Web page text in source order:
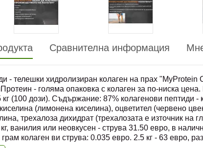
Сравнителна информация
- телешки хидролизиран колаген на прах "MyProtein
- голяма опаковка с колаген за по-ниска
кг (100 дози). Съдържание: 87% колагенови пептиди -
(лимонена киселина), оцветител (червено
трехалоза дихидрат (трехалозата е източник на
ванилия или неовкусен - струва 31.50 евро, в
колаген ви струва: 0.035 евро. 2.5 кг - 63 евро,